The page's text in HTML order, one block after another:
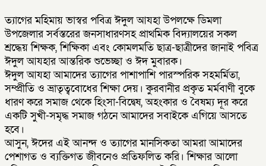
ত্যাগের মহিমায় ভাস্বর পবিত্র ঈদুল আযহা উপলক্ষে ডিমলা
উপজেলার সর্বস্তরের জনসাধারণসহ প্রাথমিক বিদ্যালয়ের সকল
শ্রদ্ধেয় শিক্ষক, শিক্ষিকা এবং কোমলমতি ছাত্র-ছাত্রীদের জানাই পবিত্র
ঈদুল আযহার আন্তরিক শুভেচ্ছা ও ঈদ মুবারক।
ঈদুল আযহা আমাদের ত্যাগের পাশাপাশি পারস্পরিক সহমর্মিতা,
সম্প্রীতি ও ভ্রাতৃত্ববোধের শিক্ষা দেয়। কুরবানীর প্রকৃত মর্মবাণী বুকে
ধারণ করে সমাজ থেকে হিংসা-বিদ্বেষ, অহংকার ও বৈষম্য দূর করে
একটি সুখী-সমৃদ্ধ সমাজ গঠনে আমাদের সবাইকে এগিয়ে আসতে
হবে।
আসুন, ঈদের এই আনন্দ ও ত্যাগের মানসিকতা আমরা আমাদের
পেশাগত ও ব্যক্তিগত জীবনেও প্রতিফলিত করি। শিক্ষার আলো